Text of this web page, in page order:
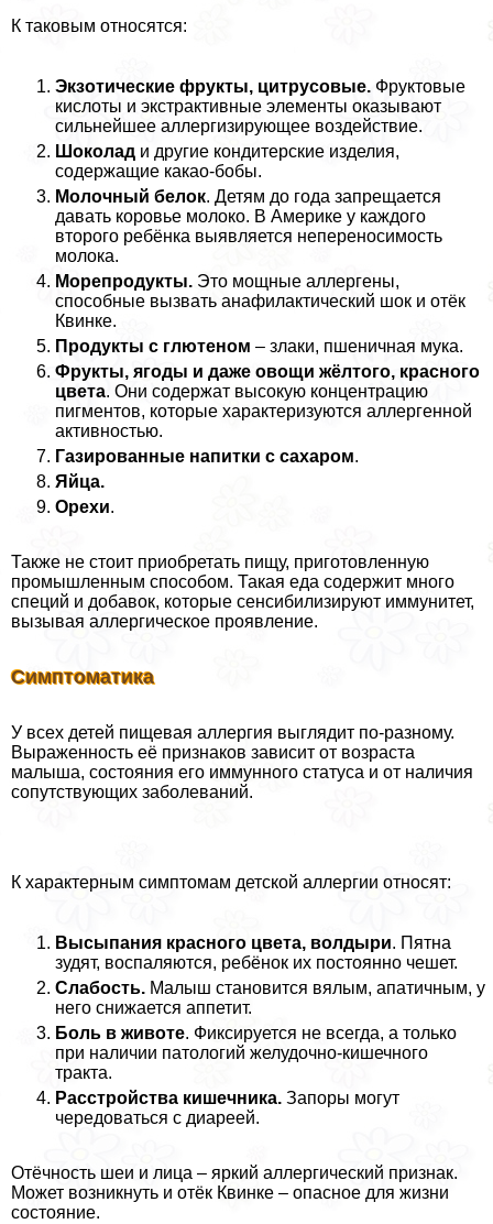
К таковым относятся:
Экзотические фрукты, цитрусовые. Фруктовые
кислоты и экстpaктивные элементы оказывают
сильнейшее аллергизирующее воздействие.
Шоколад и другие кондитерские изделия,
содержащие какао-бобы.
Молочный белок. Детям до года запрещается
давать коровье молоко. В Америке у каждого
второго ребёнка выявляется непереносимость
молока.
Морепродукты. Это мощные аллергены,
способные вызвать анафилактический шок и отёк
Квинке.
Продукты с глютеном – злаки, пшеничная мука.
Фрукты, ягоды и даже овощи жёлтого, красного
цвета. Они содержат высокую концентрацию
пигментов, которые хаpaктеризуются аллергенной
активностью.
Газированные напитки с сахаром.
Яйца.
Орехи.
Также не стоит приобретать пищу, приготовленную
промышленным способом. Такая еда содержит много
специй и добавок, которые сенсибилизируют иммунитет,
вызывая аллергическое проявление.
Симптоматика
У всех детей пищевая аллергия выглядит по-разному.
Выраженность её признаков зависит от возраста
малыша, состояния его иммунного статуса и от наличия
сопутствующих заболеваний.
К хаpaктерным симптомам детской аллергии относят:
Высыпания красного цвета, волдыри. Пятна
зудят, воспаляются, ребёнок их постоянно чешет.
Слабость. Малыш становится вялым, апатичным, у
него снижается аппетит.
Боль в животе. Фиксируется не всегда, а только
при наличии патологий желудочно-кишечного
тpaкта.
Расстройства кишечника. Запоры могут
чередоваться с диареей.
Отёчность шеи и лица – яркий аллергический признак.
Может возникнуть и отёк Квинке – опасное для жизни
состояние.